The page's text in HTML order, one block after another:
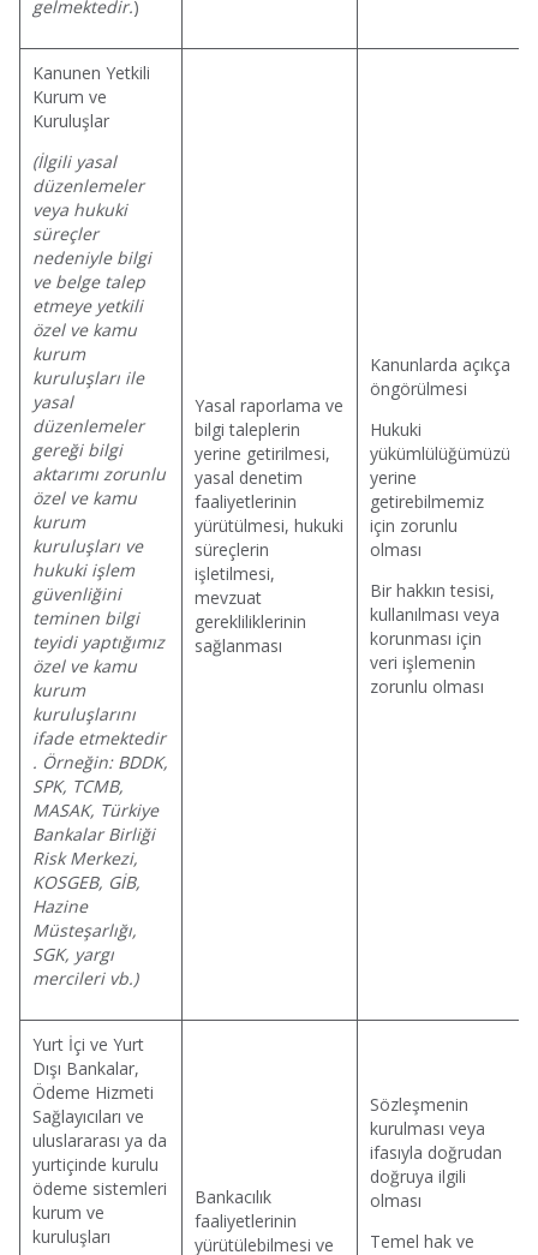
gelmektedir.)
Kanunen Yetkili
Kurum ve
Kuruluşlar
(İlgili yasal
düzenlemeler
veya hukuki
süreçler
nedeniyle bilgi
ve belge talep
etmeye yetkili
özel ve kamu
kurum
kuruluşları ile
yasal
düzenlemeler
gereği bilgi
aktarımı zorunlu
özel ve kamu
kurum
kuruluşları ve
hukuki işlem
güvenliğini
teminen bilgi
teyidi yaptığımız
özel ve kamu
kurum
kuruluşlarını
ifade etmektedir
. Örneğin: BDDK,
SPK, TCMB,
MASAK, Türkiye
Bankalar Birliği
Risk Merkezi,
KOSGEB, GİB,
Hazine
Müsteşarlığı,
SGK, yargı
mercileri vb.)
Yasal raporlama ve
bilgi taleplerin
yerine getirilmesi,
yasal denetim
faaliyetlerinin
yürütülmesi, hukuki
süreçlerin
işletilmesi,
mevzuat
gerekliliklerinin
sağlanması
Kanunlarda açıkça
öngörülmesi
Hukuki
yükümlülüğümüzü
yerine
getirebilmemiz
için zorunlu
olması
Bir hakkın tesisi,
kullanılması veya
korunması için
veri işlemenin
zorunlu olması
Yurt İçi ve Yurt
Dışı Bankalar,
Ödeme Hizmeti
Sağlayıcıları ve
uluslararası ya da
yurtiçinde kurulu
ödeme sistemleri
kurum ve
kuruluşları
Bankacılık
faaliyetlerinin
yürütülebilmesi ve
Sözleşmenin
kurulması veya
ifasıyla doğrudan
doğruya ilgili
olması
Temel hak ve